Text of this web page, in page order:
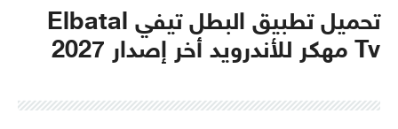
تحميل تطبيق البطل تيفي Elbatal
Tv مهكر للأندرويد أخر إصدار 2027